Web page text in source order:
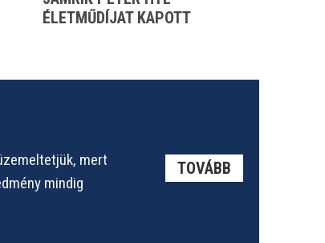
ÉLETMŰDÍJAT KAPOTT
mert
mindig
TOVÁBB